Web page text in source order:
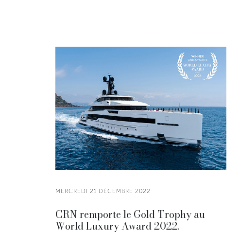
MERCREDI 21 DÉCEMBRE 2022
CRN remporte le Gold Trophy au
World Luxury Award 2022.